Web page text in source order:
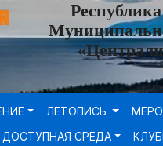
ЛЕТОПИСЬ
ДОСТУПНАЯ СРЕДА